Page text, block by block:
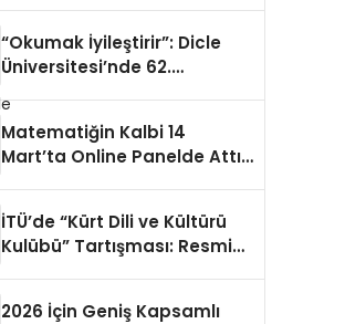
“Okumak İyileştirir”: Dicle
Üniversitesi’nde 62.
Coşkuyla Başladı
Matematiğin Kalbi 14
Mart’ta Online Panelde Attı:
İTÜ’de “Kürt Dili ve Kültürü
Kulübü” Tartışması: Resmi
2026 İçin Geniş Kapsamlı